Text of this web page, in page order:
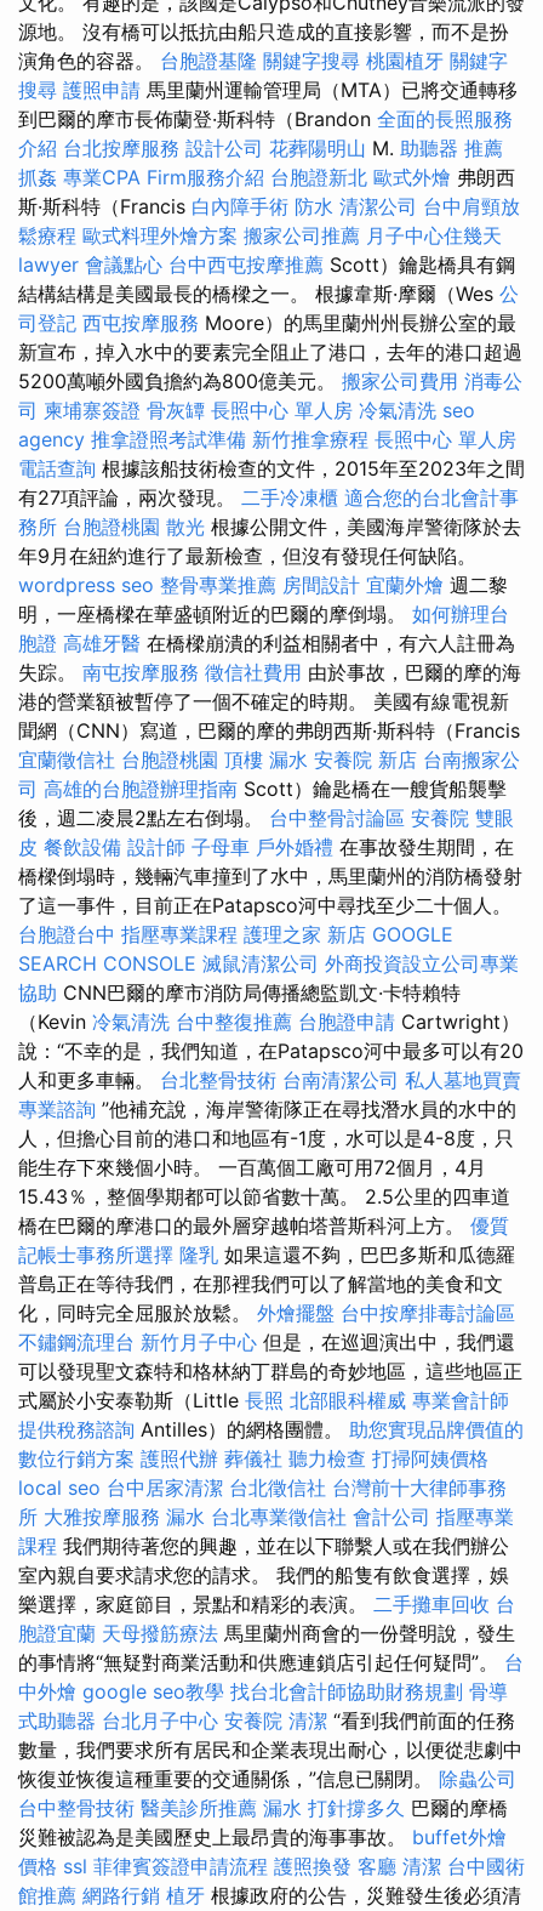
源地。 沒有橋可以抵抗由船​​只造成的直接影響，而不是扮
演角色的容器。 台胞證基隆 關鍵字搜尋 桃園植牙 關鍵字
搜尋 護照申請 馬里蘭州運輸管理局（MTA）已將交通轉移
到巴爾的摩市長佈蘭登·斯科特（Brandon 全面的長照服務
介紹 台北按摩服務 設計公司 花葬陽明山 M. 助聽器 推薦
抓姦 專業CPA Firm服務介紹 台胞證新北 歐式外燴 弗朗西
斯·斯科特（Francis 白內障手術 防水 清潔公司 台中肩頸放
鬆療程 歐式料理外燴方案 搬家公司推薦 月子中心住幾天
lawyer 會議點心 台中西屯按摩推薦 Scott）鑰匙橋具有鋼
結構結構是美國最長的橋樑之一。 根據韋斯·摩爾（Wes 公
司登記 西屯按摩服務 Moore）的馬里蘭州州長辦公室的最
新宣布，掉入水中的要素完全阻止了港口，去年的港口超過
5200萬噸外國負擔約為800億美元。 搬家公司費用 消毒公
司 柬埔寨簽證 骨灰罈 長照中心 單人房 冷氣清洗 seo
agency 推拿證照考試準備 新竹推拿療程 長照中心 單人房
電話查詢 根據該船技術檢查的文件，2015年至2023年之間
有27項評論，兩次發現。 二手冷凍櫃 適合您的台北會計事
務所 台胞證桃園 散光 根據公開文件，美國海岸警衛隊於去
年9月在紐約進行了最新檢查，但沒有發現任何缺陷。
wordpress seo 整骨專業推薦 房間設計 宜蘭外燴 週二黎
明，一座橋樑在華盛頓附近的巴爾的摩倒塌。 如何辦理台
胞證 高雄牙醫 在橋樑崩潰的利益相關者中，有六人註冊為
失踪。 南屯按摩服務 徵信社費用 由於事故，巴爾的摩的海
港的營業額被暫停了一個不確定的時期。 美國有線電視新
聞網（CNN）寫道，巴爾的摩的弗朗西斯·斯科特（Francis
宜蘭徵信社 台胞證桃園 頂樓 漏水 安養院 新店 台南搬家公
司 高雄的台胞證辦理指南 Scott）鑰匙橋在一艘貨船襲擊
後，週二凌晨2點左右倒塌。 台中整骨討論區 安養院 雙眼
皮 餐飲設備 設計師 子母車 戶外婚禮 在事故發生期間，在
橋樑倒塌時，幾輛汽車撞到了水中，馬里蘭州的消防橋發射
了這一事件，目前正在Patapsco河中尋找至少二十個人。
台胞證台中 指壓專業課程 護理之家 新店 GOOGLE
SEARCH CONSOLE 滅鼠清潔公司 外商投資設立公司專業
協助 CNN巴爾的摩市消防局傳播總監凱文·卡特賴特
（Kevin 冷氣清洗 台中整復推薦 台胞證申請 Cartwright）
說：“不幸的是，我們知道，在Patapsco河中最多可以有20
人和更多車輛。 台北整骨技術 台南清潔公司 私人墓地買賣
專業諮詢 ”他補充說，海岸警衛隊正在尋找潛水員的水中的
人，但擔心目前的港口和地區有-1度，水可以是4-8度，只
能生存下來幾個小時。 一百萬個工廠可用72個月，4月
15.43％，整個學期都可以節省數十萬。 2.5公里的四車道
橋在巴爾的摩港口的最外層穿越帕塔普斯科河上方。 優質
記帳士事務所選擇 隆乳 如果這還不夠，巴巴多斯和瓜德羅
普島正在等待我們，在那裡我們可以了解當地的美食和文
化，同時完全屈服於放鬆。 外燴擺盤 台中按摩排毒討論區
不鏽鋼流理台 新竹月子中心 但是，在巡迴演出中，我們還
可以發現聖文森特和格林納丁群島的奇妙地區，這些地區正
式屬於小安泰勒斯（Little 長照 北部眼科權威 專業會計師
提供稅務諮詢 Antilles）的網格團體。 助您實現品牌價值的
數位行銷方案 護照代辦 葬儀社 聽力檢查 打掃阿姨價格
local seo 台中居家清潔 台北徵信社 台灣前十大律師事務
所 大雅按摩服務 漏水 台北專業徵信社 會計公司 指壓專業
課程 我們期待著您的興趣，並在以下聯繫人或在我們辦公
室內親自要求請求您的請求。 我們的船隻有飲食選擇，娛
樂選擇，家庭節目，景點和精彩的表演。 二手攤車回收 台
胞證宜蘭 天母撥筋療法 馬里蘭州商會的一份聲明說，發生
的事情將“無疑對商業活動和供應連鎖店引起任何疑問”。 台
中外燴 google seo教學 找台北會計師協助財務規劃 骨導
式助聽器 台北月子中心 安養院 清潔 “看到我們前面的任務
數量，我們要求所有居民和企業表現出耐心，以便從悲劇中
恢復並恢復這種重要的交通關係，”信息已關閉。 除蟲公司
台中整骨技術 醫美診所推薦 漏水 打針撐多久 巴爾的摩橋
災難被認為是美國歷史上最昂貴的海事事故。 buffet外燴
價格 ssl 菲律賓簽證申請流程 護照換發 客廳 清潔 台中國術
館推薦 網路行銷 植牙 根據政府的公告，災難發生後必須清